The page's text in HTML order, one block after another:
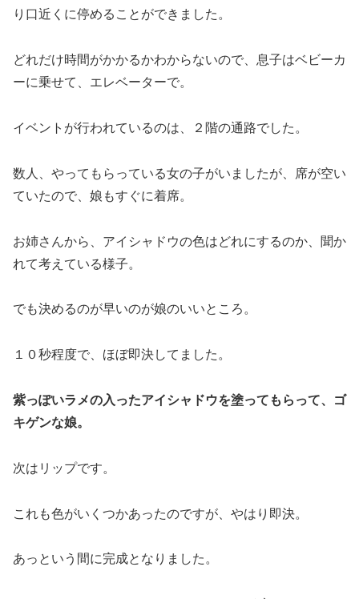
り口近くに停めることができました。
どれだけ時間がかかるかわからないので、息子はベビーカ
ーに乗せて、エレベーターで。
イベントが行われているのは、２階の通路でした。
数人、やってもらっている女の子がいましたが、席が空い
ていたので、娘もすぐに着席。
お姉さんから、アイシャドウの色はどれにするのか、聞か
れて考えている様子。
でも決めるのが早いのが娘のいいところ。
１０秒程度で、ほぼ即決してました。
紫っぽいラメの入ったアイシャドウを塗ってもらって、ゴ
キゲンな娘。
次はリップです。
これも色がいくつかあったのですが、やはり即決。
あっという間に完成となりました。